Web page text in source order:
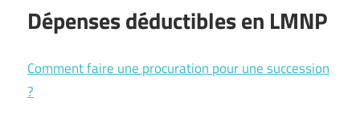
Dépenses déductibles en LMNP
Comment faire une procuration pour une succession
?